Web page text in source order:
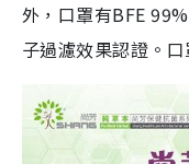
外，口罩有BFE
子過濾效果認證。